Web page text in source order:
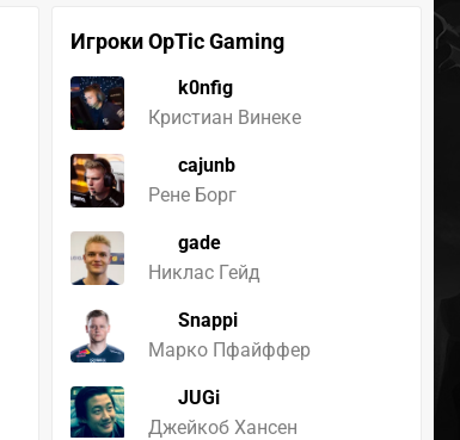
Игроки OpTic Gaming
k0nfig
Кристиан Винеке
cajunb
Рене Борг
gade
Никлас Гейд
Snappi
Марко Пфайффер
JUGi
Джейкоб Хансен